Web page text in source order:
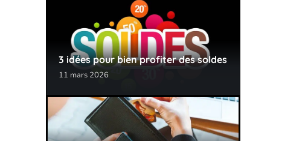
3 idées pour bien profiter des soldes
11 mars 2026